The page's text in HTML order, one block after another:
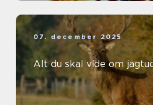
07. december 2025
Alt du skal vide om